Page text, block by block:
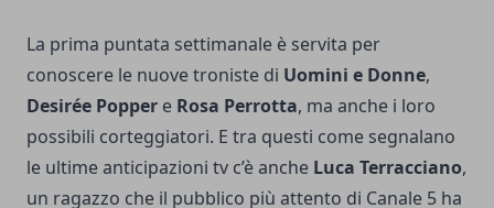
La prima puntata settimanale è servita per
conoscere le nuove troniste di Uomini e Donne,
Desirée Popper e Rosa Perrotta, ma anche i loro
possibili corteggiatori. E tra questi come segnalano
le ultime anticipazioni tv c’è anche Luca Terracciano,
un ragazzo che il pubblico più attento di Canale 5 ha